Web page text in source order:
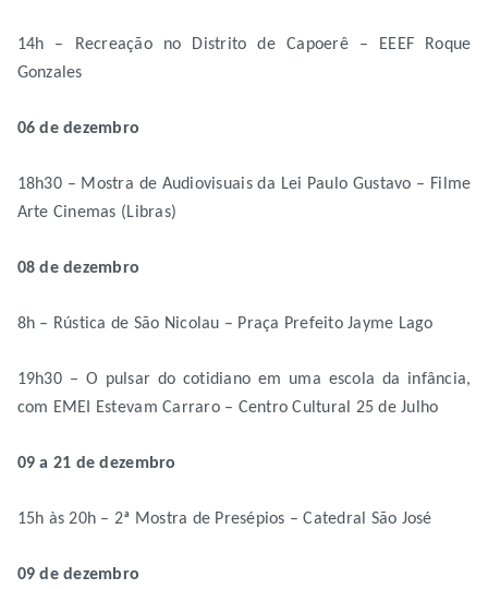
14h – Recreação no Distrito de Capoerê – EEEF Roque
Gonzales
06 de dezembro
18h30 – Mostra de Audiovisuais da Lei Paulo Gustavo – Filme
Arte Cinemas (Libras)
08 de dezembro
8h – Rústica de São Nicolau – Praça Prefeito Jayme Lago
19h30 – O pulsar do cotidiano em uma escola da infância,
com EMEI Estevam Carraro – Centro Cultural 25 de Julho
09 a 21 de dezembro
15h às 20h – 2ª Mostra de Presépios – Catedral São José
09 de dezembro